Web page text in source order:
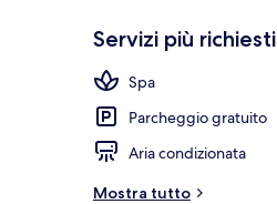
Servizi più richiesti
Spa
Parcheggio gratuito
Aria condizionata
Mostra tutto